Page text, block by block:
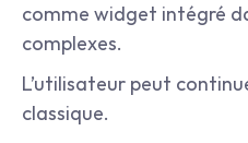
comme widget intégré
complexes.
L’utilisateur peut
classique.